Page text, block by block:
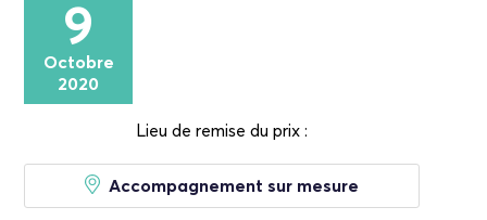
9
Octobre
2020
Lieu de remise du prix :
Accompagnement sur mesure